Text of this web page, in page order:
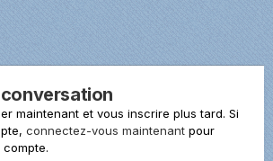
maintenant et vous inscrire plus tard. Si
connectez-vous maintenant pour